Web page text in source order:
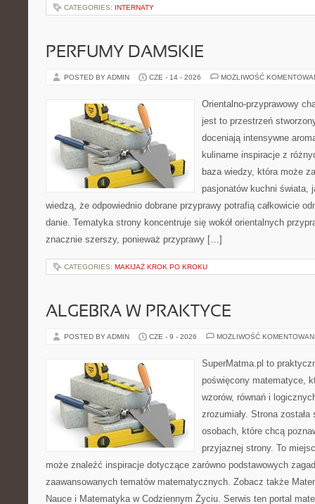
CATEGORIES: INTERNATY
PERFUMY DAMSKIE
POSTED BY ADMIN CZE - 14 - 2026 MOŻLIWOŚĆ
Orientalno-przyprawowy
jest to przestrzeń
doceniają intensywne
kulinarne inspiracje z
baza wiedzy, która może
pasjonatów kuchni świata,
wiedzą, że odpowiednio dobrane przyprawy potrafią całkowicie
danie. Tematyka strony koncentruje się wokół orientalnych
znacznie szerszy, ponieważ przyprawy […]
CATEGORIES: MAKIJAŻ KROK PO KROKU
ALGEBRA W PRAKTYCE
POSTED BY ADMIN CZE - 9 - 2026 MOŻLIWOŚĆ
SuperMatma.pl to
poświęcony matematyce,
wzorów, równań i
zrozumiały. Strona
osobach, które chcą
przyjaznej strony. To
może znaleźć inspiracje dotyczące zarówno podstawowych
zaawansowanych tematów matematycznych. Zobacz także
Nauce i Matematyka w Codziennym Życiu. Serwis ten portal